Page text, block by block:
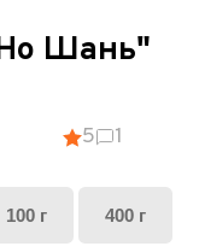
Шань"
5 1
100 г 400 г